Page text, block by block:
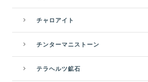
チャロアイト
チンターマニストーン
テラヘルツ鉱石